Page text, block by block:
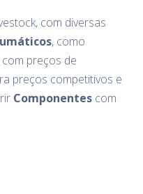
com diversas
, como
com preços de
preços competitivos e
Componentes com